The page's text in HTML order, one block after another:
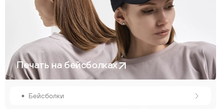
Печать на бейсболках
Бейсболки